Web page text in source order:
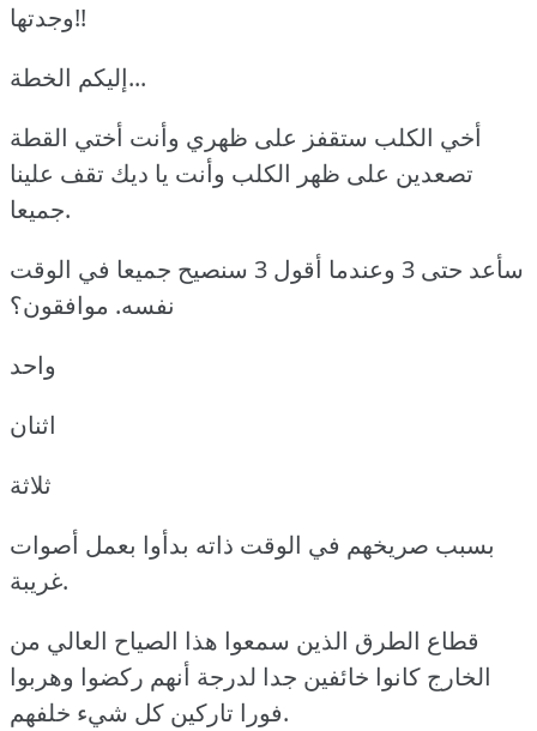
وجدتها!!
إليكم الخطة...
أخي الكلب ستقفز على ظهري وأنت أختي القطة
تصعدين على ظهر الكلب وأنت يا ديك تقف علينا
جميعا.
سأعد حتى 3 وعندما أقول 3 سنصيح جميعا في الوقت
نفسه. موافقون؟
واحد
اثنان
ثلاثة
بسبب صريخهم في الوقت ذاته بدأوا بعمل أصوات
غريبة.
قطاع الطرق الذين سمعوا هذا الصياح العالي من
الخارج كانوا خائفين جدا لدرجة أنهم ركضوا وهربوا
فورا تاركين كل شيء خلفهم.